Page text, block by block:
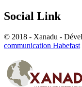
Social Link
© 2018 - Xanadu -
communication Habefast